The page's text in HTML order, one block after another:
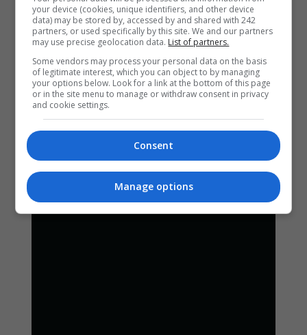
your device (cookies, unique identifiers, and other device
data) may be stored by, accessed by and shared with 242
partners, or used specifically by this site. We and our partners
may use precise geolocation data. List of partners.
Some vendors may process your personal data on the basis
of legitimate interest, which you can object to by managing
your options below. Look for a link at the bottom of this page
or in the site menu to manage or withdraw consent in privacy
and cookie settings.
Consent
Manage options